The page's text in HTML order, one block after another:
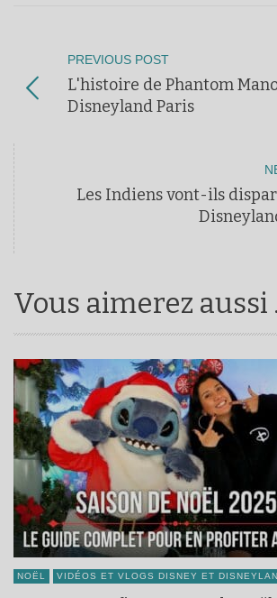
PREVIOUS POST
L'histoire de Phantom
Disneyland Paris
Les Indiens vont-ils
Vous aimerez aussi
NOËL VIDÉOS ET VLOGS DISNEY ET